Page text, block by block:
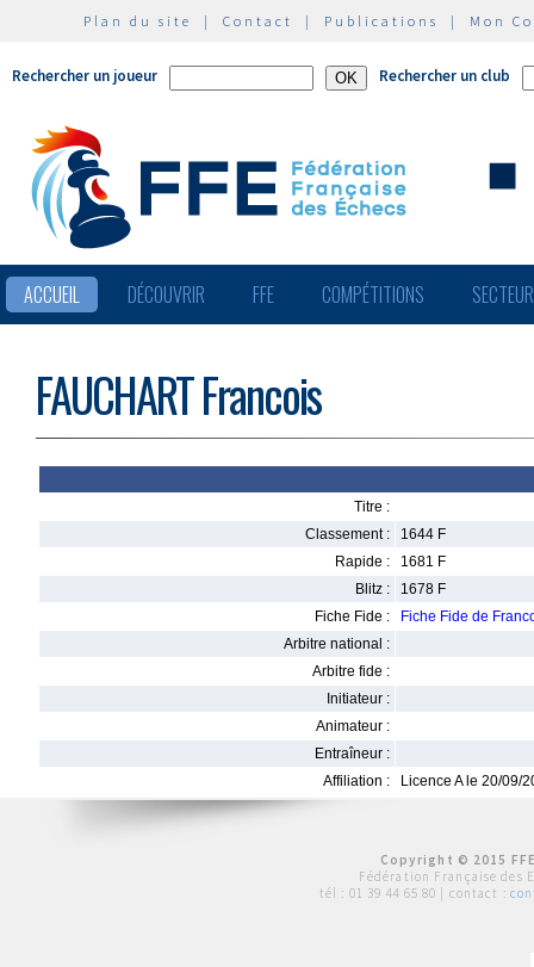
Plan du site | Contact | Publications | Mon
Rechercher un joueur Rechercher un club
ACCUEIL DÉCOUVRIR FFE COMPÉTITIONS
FAUCHART Francois
Titre :
Classement :
1644 F
Rapide :
1681 F
Blitz :
1678 F
Fiche Fide :
Fiche Fide de
Arbitre national :
Arbitre fide :
Initiateur :
Animateur :
Entraîneur :
Affiliation :
Licence A le 20/09/
Copyright © 2015
Fédération Française des
tél : 01 39 44 65 80 | contact :